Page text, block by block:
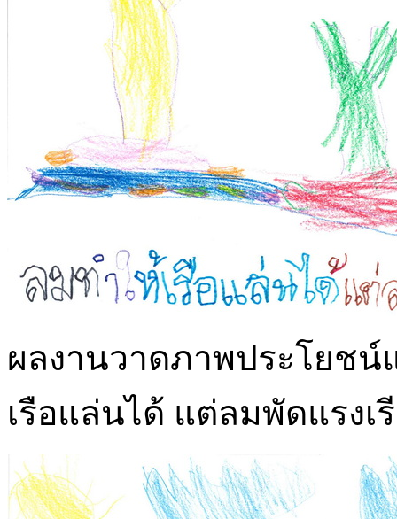
ผลงานวาดภาพประโยช
เรือแล่นได้ แต่ลมพัดแรงเ